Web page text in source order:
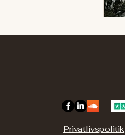
Privatlivspolitik